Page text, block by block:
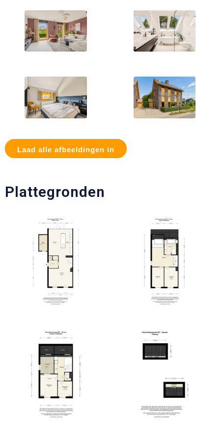
Laad alle afbeeldingen in
Plattegronden